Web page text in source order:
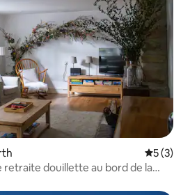
Note
5 (3)
retraite douillette au bord de la